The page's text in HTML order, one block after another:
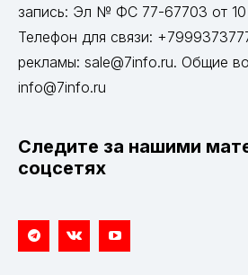
запись: Эл № ФС 77-67703 от 10
Телефон для связи:
рекламы: sale@7info.ru. Общие
info@7info.ru
Следите за нашими
соцсетях